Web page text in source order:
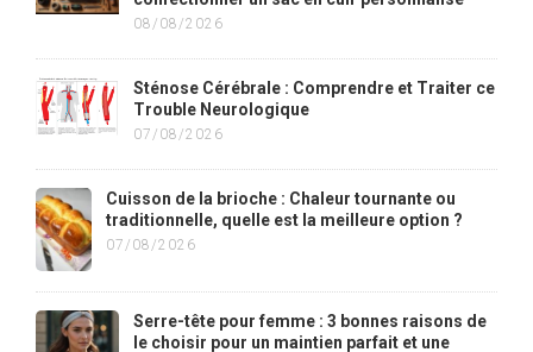
08/08/2026
Sténose Cérébrale : Comprendre et Traiter ce
Trouble Neurologique
07/08/2026
Cuisson de la brioche : Chaleur tournante ou
traditionnelle, quelle est la meilleure option ?
07/08/2026
Serre-tête pour femme : 3 bonnes raisons de
le choisir pour un maintien parfait et une